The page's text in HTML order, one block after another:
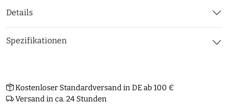
Details
Spezifikationen
Kostenloser Standardversand in DE ab 100 €
Versand in ca. 24 Stunden